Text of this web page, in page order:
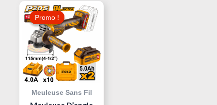
Promo !
Promo !
Meuleuse Sans Fil
Prix
Initial
Était :
Le